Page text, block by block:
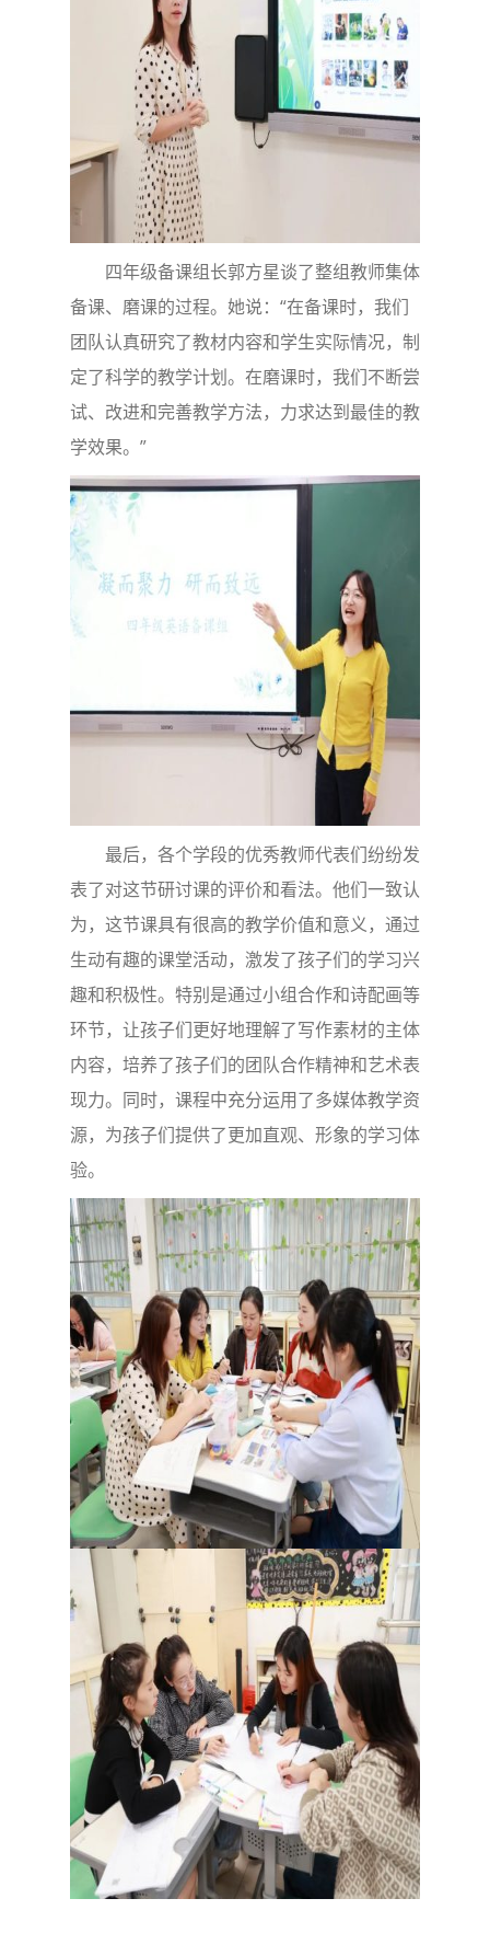
四年级备课组长郭方星谈了整组教师集体
备课、磨课的过程。她说：“在备课时，我们
团队认真研究了教材内容和学生实际情况，制
定了科学的教学计划。在磨课时，我们不断尝
试、改进和完善教学方法，力求达到最佳的教
学效果。”
最后，各个学段的优秀教师代表们纷纷发
表了对这节研讨课的评价和看法。他们一致认
为，这节课具有很高的教学价值和意义，通过
生动有趣的课堂活动，激发了孩子们的学习兴
趣和积极性。特别是通过小组合作和诗配画等
环节，让孩子们更好地理解了写作素材的主体
内容，培养了孩子们的团队合作精神和艺术表
现力。同时，课程中充分运用了多媒体教学资
源，为孩子们提供了更加直观、形象的学习体
验。